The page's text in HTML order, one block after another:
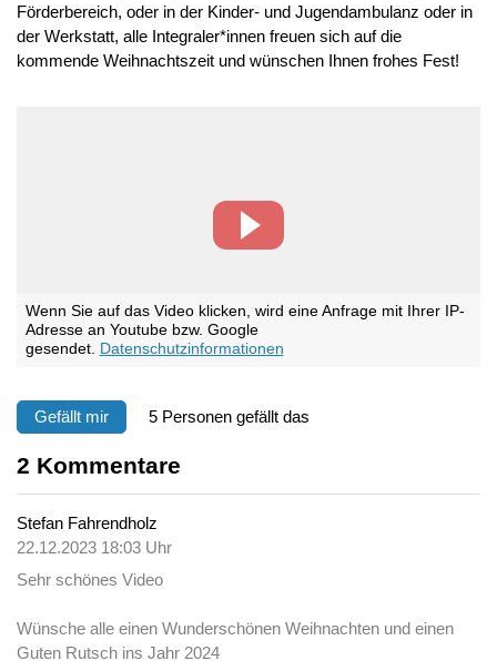
Förderbereich, oder in der Kinder- und Jugendambulanz oder in
der Werkstatt, alle Integraler*innen freuen sich auf die
kommende Weihnachtszeit und wünschen Ihnen frohes Fest!
Wenn Sie auf das Video klicken, wird eine Anfrage mit Ihrer IP-
Adresse an Youtube bzw. Google
gesendet. Datenschutzinformationen
Gefällt mir 5 Personen gefällt das
2 Kommentare
Stefan Fahrendholz
22.12.2023 18:03 Uhr
Sehr schönes Video
Wünsche alle einen Wunderschönen Weihnachten und einen
Guten Rutsch ins Jahr 2024